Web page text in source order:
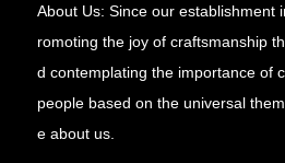
About Us: Since our establishment
romoting the joy of craftsmanship
d contemplating the importance of
people based on the universal
e about us.